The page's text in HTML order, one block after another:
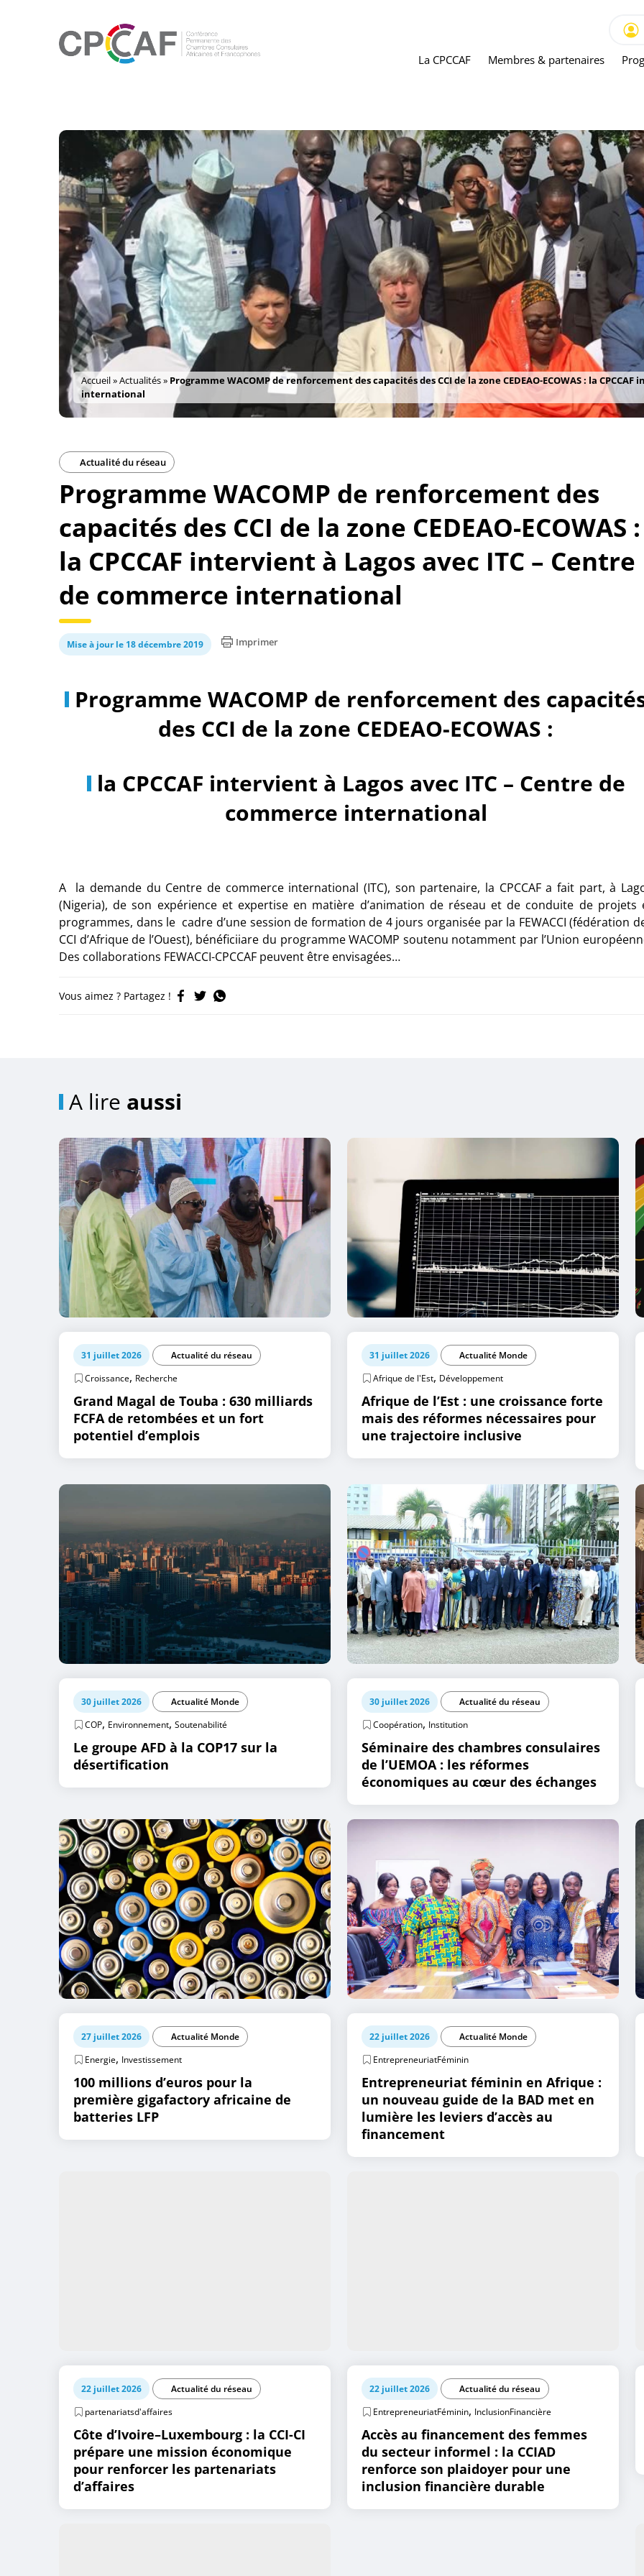
La CPCCAF Membres & partenaires
Accueil»Actualités» Programme WACOMP de renforcement des capacités des CCI de la zone CEDEAO-ECOWAS : la
international
Actualité du réseau
Programme WACOMP de renforcement des
capacités des CCI de la zone CEDEAO-ECOWAS :
la CPCCAF intervient à Lagos avec ITC – Centre
de commerce international
Mise à jour le 18 décembre 2019 Imprimer
Programme WACOMP de renforcement des
des CCI de la zone CEDEAO-ECOWAS :
la CPCCAF intervient à Lagos avec ITC – Centre de
commerce international
A la demande du Centre de commerce international (ITC), son partenaire, la CPCCAF a fait part, à
(Nigeria), de son expérience et expertise en matière d’animation de réseau et de conduite de projets
programmes, dans le cadre d’une session de formation de 4 jours organisée par la FEWACCI (fédération
CCI d’Afrique de l’Ouest), bénéficiiare du programme WACOMP soutenu notamment par l’Union
Des collaborations FEWACCI-CPCCAF peuvent être envisagées…
Vous aimez ? Partagez !
A lire aussi
31 juillet 2026
Actualité du réseau
Croissance, Recherche
Grand Magal de Touba : 630 milliards
FCFA de retombées et un fort
potentiel d’emplois
31 juillet 2026
Actualité Monde
Afrique de l'Est, Développement
Afrique de l’Est : une croissance forte
mais des réformes nécessaires pour
une trajectoire inclusive
30 juillet 2026
Actualité Monde
COP, Environnement, Soutenabilité
Le groupe AFD à la COP17 sur la
désertification
30 juillet 2026
Actualité du réseau
Coopération, Institution
Séminaire des chambres consulaires
de l’UEMOA : les réformes
économiques au cœur des échanges
27 juillet 2026
Actualité Monde
Energie, Investissement
100 millions d’euros pour la
première gigafactory africaine de
batteries LFP
22 juillet 2026
Actualité Monde
EntrepreneuriatFéminin
Entrepreneuriat féminin en Afrique :
un nouveau guide de la BAD met en
lumière les leviers d’accès au
financement
22 juillet 2026
Actualité du réseau
partenariatsd'affaires
Côte d’Ivoire–Luxembourg : la CCI-CI
prépare une mission économique
pour renforcer les partenariats
d’affaires
22 juillet 2026
Actualité du réseau
EntrepreneuriatFéminin, InclusionFinancière
Accès au financement des femmes
du secteur informel : la CCIAD
renforce son plaidoyer pour une
inclusion financière durable